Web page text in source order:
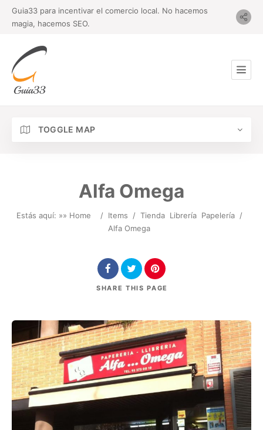
Guia33 para incentivar el comercio local. No hacemos
magia, hacemos SEO.
TOGGLE MAP
Alfa Omega
Estás aquí: »» Home / Items / Tienda Librería Papelería /
Alfa Omega
SHARE THIS PAGE